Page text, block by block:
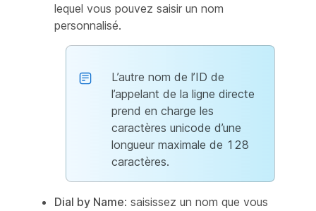
lequel vous pouvez saisir un nom
personnalisé.
L’autre nom de l’ID de
l’appelant de la ligne directe
prend en charge les
caractères unicode d’une
longueur maximale de 128
caractères.
Dial by Name: saisissez un nom que vous